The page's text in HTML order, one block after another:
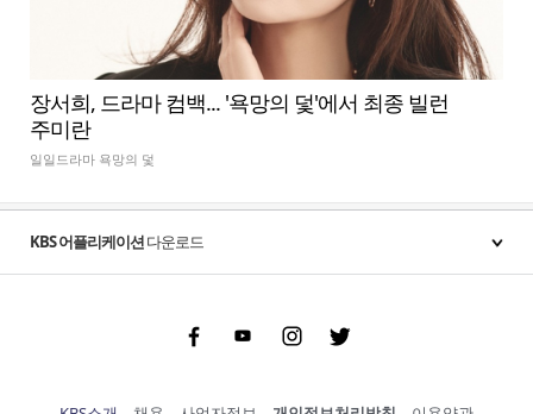
장서희, 드라마 컴백... '욕망의 덫'에서 최종 빌런
주미란
일일드라마 욕망의 덫
KBS 어플리케이션다운로드
FacebookYoutubeInstgram